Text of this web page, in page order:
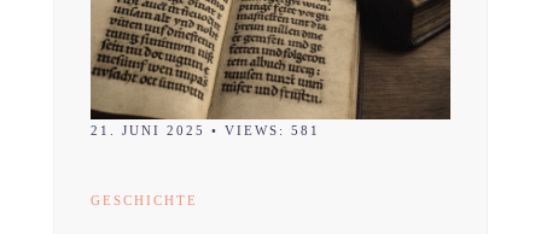
21. JUNI 2025 • VIEWS: 581
GESCHICHTE